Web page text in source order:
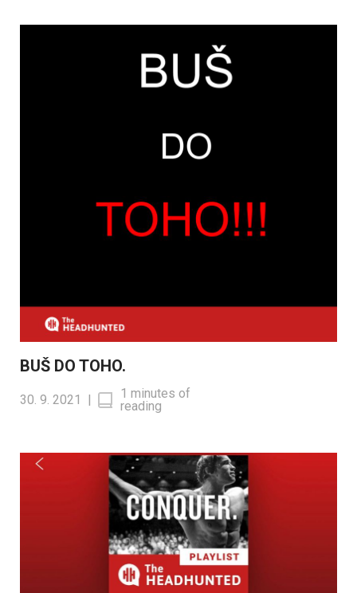
BUŠ DO TOHO.
30. 9. 2021 |
1 minutes of
reading